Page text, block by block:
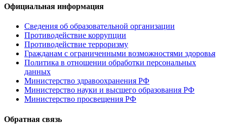
Официальная информация
Сведения об образовательной организации
Противодействие коррупции
Противодействие терроризму
Гражданам с ограниченными возможностями здоровья
Политика в отношении обработки персональных
данных
Министерство здравоохранения РФ
Министерство науки и высшего образования РФ
Министерство просвещения РФ
Обратная связь